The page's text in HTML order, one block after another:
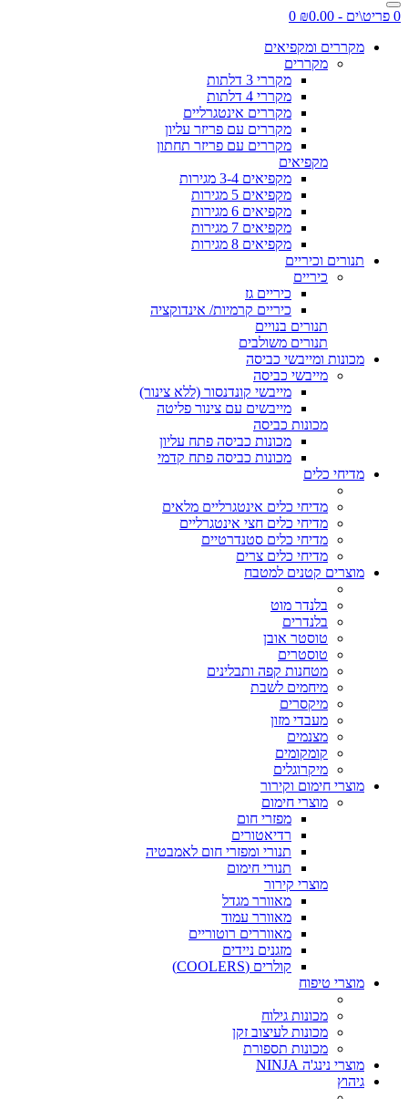
0 פריט\ים - ₪0.00
0
מקררים ומקפיאים
מקררים
מקררי 3 דלתות
מקררי 4 דלתות
מקררים אינטגרליים
מקררים עם פריזר עליון
מקררים עם פריזר תחתון
מקפיאים
מקפיאים 3-4 מגירות
מקפיאים 5 מגירות
מקפיאים 6 מגירות
מקפיאים 7 מגירות
מקפיאים 8 מגירות
תנורים וכיריים
כיריים
כיריים גז
כיריים קרמיות/ אינדוקציה
תנורים בנויים
תנורים משולבים
מכונות ומייבשי כביסה
מייבשי כביסה
מייבשי קונדנסור (ללא צינור)
מייבשים עם צינור פליטה
מכונות כביסה
מכונות כביסה פתח עליון
מכונות כביסה פתח קדמי
מדיחי כלים
מדיחי כלים אינטגרליים מלאים
מדיחי כלים חצי אינטגרליים
מדיחי כלים סטנדרטיים
מדיחי כלים צרים
מוצרים קטנים למטבח
בלנדר מוט
בלנדרים
טוסטר אובן
טוסטרים
מטחנות קפה ותבלינים
מיחמים לשבת
מיקסרים
מעבדי מזון
מצנמים
קומקומים
מיקרוגלים
מוצרי חימום וקירור
מוצרי חימום
מפזרי חום
רדיאטורים
תנורי ומפזרי חום לאמבטיה
תנורי חימום
מוצרי קירור
מאוורר מגדל
מאוורר עמוד
מאווררים רוטוריים
מזגנים ניידים
קולרים (COOLERS)
מוצרי טיפוח
מכונות גילוח
מכונות לעיצוב זקן
מכונות תספורת
מוצרי נינג'ה NINJA
גיהוץ